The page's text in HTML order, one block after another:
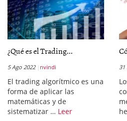
¿Qué es el Trading...
5 Ago 2022 nvindi
El trading algorítmico es una
forma de aplicar las
matemáticas y de
sistematizar … Leer
31